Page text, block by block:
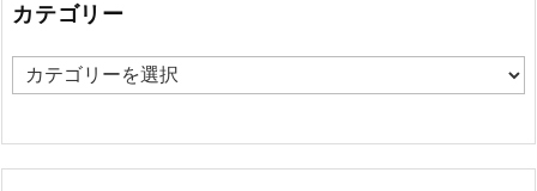
カテゴリー
カ
ゴ